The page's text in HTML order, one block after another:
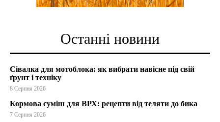
Останні новини
Сівалка для мотоблока: як вибрати навісне під свій
ґрунт і техніку
8 Серпня 2026
Кормова суміш для ВРХ: рецепти від теляти до бика
7 Серпня 2026